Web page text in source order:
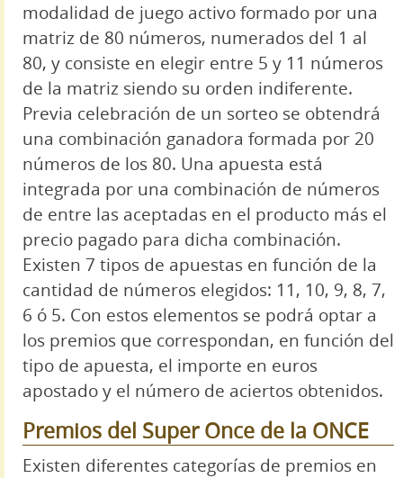
modalidad de juego activo formado por una
matriz de 80 números, numerados del 1 al
80, y consiste en elegir entre 5 y 11 números
de la matriz siendo su orden indiferente.
Previa celebración de un sorteo se obtendrá
una combinación ganadora formada por 20
números de los 80. Una apuesta está
integrada por una combinación de números
de entre las aceptadas en el producto más el
precio pagado para dicha combinación.
Existen 7 tipos de apuestas en función de la
cantidad de números elegidos: 11, 10, 9, 8, 7,
6 ó 5. Con estos elementos se podrá optar a
los premios que correspondan, en función del
tipo de apuesta, el importe en euros
apostado y el número de aciertos obtenidos.
Premios del Super Once de la ONCE
Existen diferentes categorías de premios en